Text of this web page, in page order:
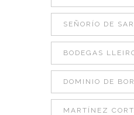
SEÑORÍO DE
BODEGAS
DOMINIO DE
MARTÍNEZ